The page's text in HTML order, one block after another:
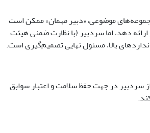
موضوعی، «دبیر مهمان» ممکن است
دهد، اما سردبیر (با نظارت ضمنی هیئت
بالا، مسئول نهایی تصمیم‌گیری است.
سردبیر در جهت حفظ سلامت و اعتبار سوابق